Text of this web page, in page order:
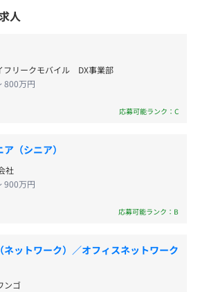
テスト）』：ランディングページ
）』：スポーツ×AI×データ解析 総
予想と豊富なデータで競馬をもっと
のノートパソコンを支給（選択
を推奨しています）
レワークを行う場所を含む）
する事項
筋本町駅」17号出口より徒歩4分
出口より徒歩6分
1番出口より徒歩7分
、半日、1日単位での有給取得可
休暇（実績あり）
円
月）
データを活用した
AI x Analyse）』をローンチ。た
球傾向をヒートマップで可視化
ルタイムで予測したり。 ビッグ
ロジーを融合させ、野球だけで
新たな楽しみ方と価値観をユー
現在はプロ野球・Jリーグ・バス
データで楽しむことができるメ
競馬』も展開。自社開発・運用
幅広い顧客のニーズに対応でき
ザーにお楽しみいただいていま
に入れております。 わたしたち
ていないサービスを開発し、社
家族をGladにしたいと考えてい
人
フリークモバイル DX事業部
800万円
応募可能ランク：C
（シニア）
社
900万円
応募可能ランク：B
ットワーク）／オフィスネットワーク
ンゴ